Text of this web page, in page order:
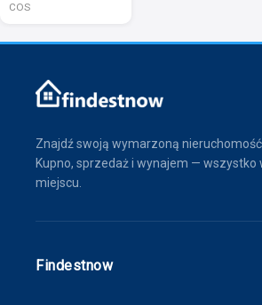
COS
Znajdź swoją wymarzoną
Kupno, sprzedaż i wynajem — wszystko
miejscu.
Findestnow